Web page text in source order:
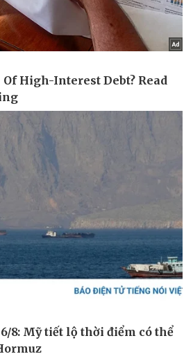
Quân sự - Quốc phòng
Việt Nam
Phân tích